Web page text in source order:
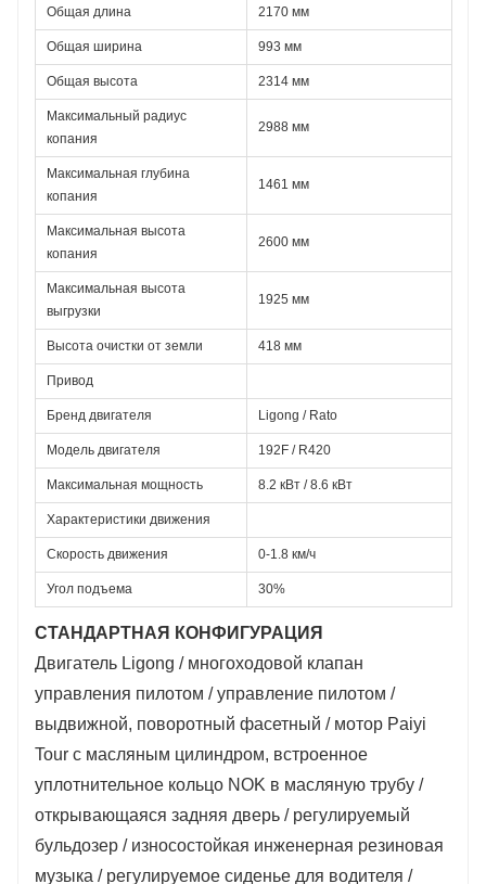
Общая длина 2170 мм
Общая ширина 993 мм
Общая высота 2314 мм
Максимальный радиус
копания
2988 мм
Максимальная глубина
копания
1461 мм
Максимальная высота
копания
2600 мм
Максимальная высота
выгрузки
1925 мм
Высота очистки от земли 418 мм
Привод
Бренд двигателя Ligong / Rato
Модель двигателя 192F / R420
Максимальная мощность 8.2 кВт / 8.6 кВт
Характеристики движения
Скорость движения 0-1.8 км/ч
Угол подъема 30%
СТАНДАРТНАЯ КОНФИГУРАЦИЯ
Двигатель Ligong / многоходовой клапан
управления пилотом / управление пилотом /
выдвижной, поворотный фасетный / мотор Paiyi
Tour с масляным цилиндром, встроенное
уплотнительное кольцо NOK в масляную трубу /
открывающаяся задняя дверь / регулируемый
бульдозер / износостойкая инженерная резиновая
музыка / регулируемое сиденье для водителя /